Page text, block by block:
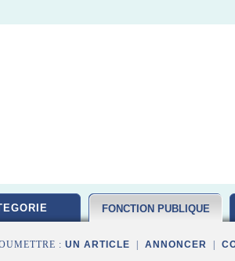
FONCTION PUBLIQUE
: UN ARTICLE ANNONCER